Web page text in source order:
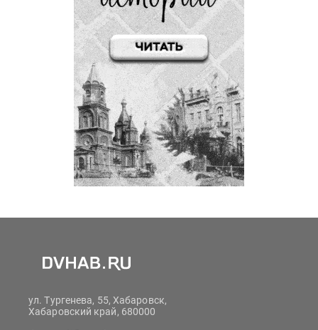
ул. Тургенева, 55, Хабаровск,
Хабаровский край, 680000